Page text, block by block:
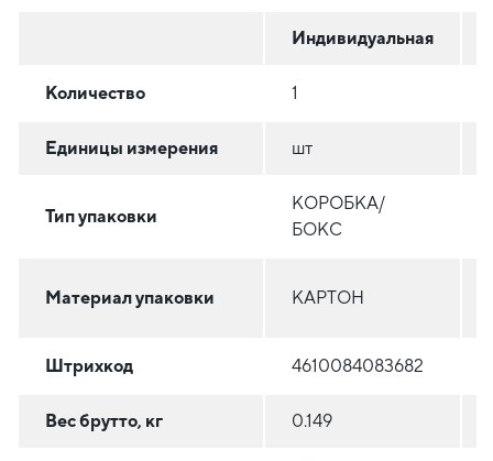
Индивидуальная
Количество 1
Единицы измерения шт
Тип упаковки
КОРОБКА/
БОКС
Материал упаковки КАРТОН
Штрихкод 4610084083682
Вес брутто, кг 0.149